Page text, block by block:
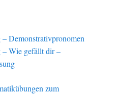
Demonstrativpronomen
Wie gefällt dir –
zum